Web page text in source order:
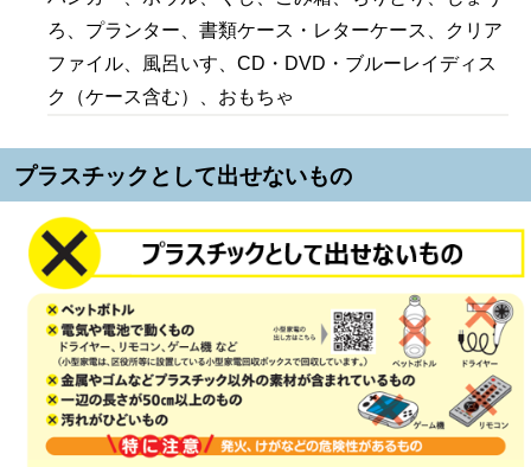
ろ、プランター、書類ケース・レターケース、クリア
ファイル、風呂いす、CD・DVD・ブルーレイディス
ク（ケース含む）、おもちゃ
プラスチックとして出せないもの